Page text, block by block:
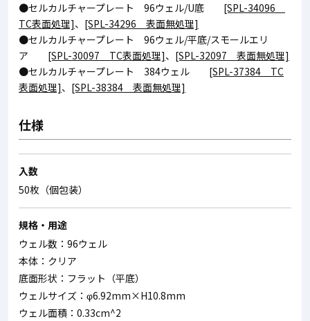
●セルカルチャープレート 96ウェル/U底 [SPL-34096
TC表面処理]、 [SPL-34296 表面無処理]
●セルカルチャープレート 96ウェル/平底/スモールエリ
ア [SPL-30097 TC表面処理]、 [SPL-32097 表面無処理]
●セルカルチャープレート 384ウェル [SPL-37384 TC
表面処理]、 [SPL-38384 表面無処理]
仕様
入数
50枚（個包装）
規格・用途
ウェル数：96ウェル
本体：クリア
底面形状：フラット（平底）
ウェルサイズ：φ6.92mm×H10.8mm
ウェル面積：0.33cm^2